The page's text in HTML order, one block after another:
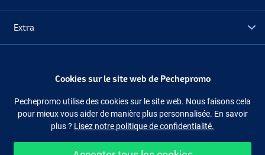
Extra
Suivez-nous Facebook Instagram
Cookies sur le site web de Pechepromo
Pechepromo utilise des cookies sur le site web. Nous faisons cela
pour mieux vous aider de manière plus personnalisée. En savoir
plus ? Lisez notre politique de confidentialité.